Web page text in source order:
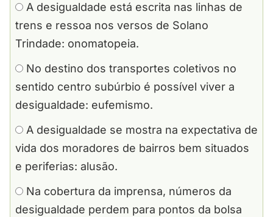
A desigualdade está escrita nas linhas de
trens e ressoa nos versos de Solano
Trindade: onomatopeia.
No destino dos transportes coletivos no
sentido centro subúrbio é possível viver a
desigualdade: eufemismo.
A desigualdade se mostra na expectativa de
vida dos moradores de bairros bem situados
e periferias: alusão.
Na cobertura da imprensa, números da
desigualdade perdem para pontos da bolsa